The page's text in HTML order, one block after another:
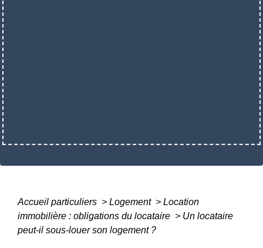
Accueil particuliers > Logement > Location
immobilière : obligations du locataire > Un locataire
peut-il sous-louer son logement ?